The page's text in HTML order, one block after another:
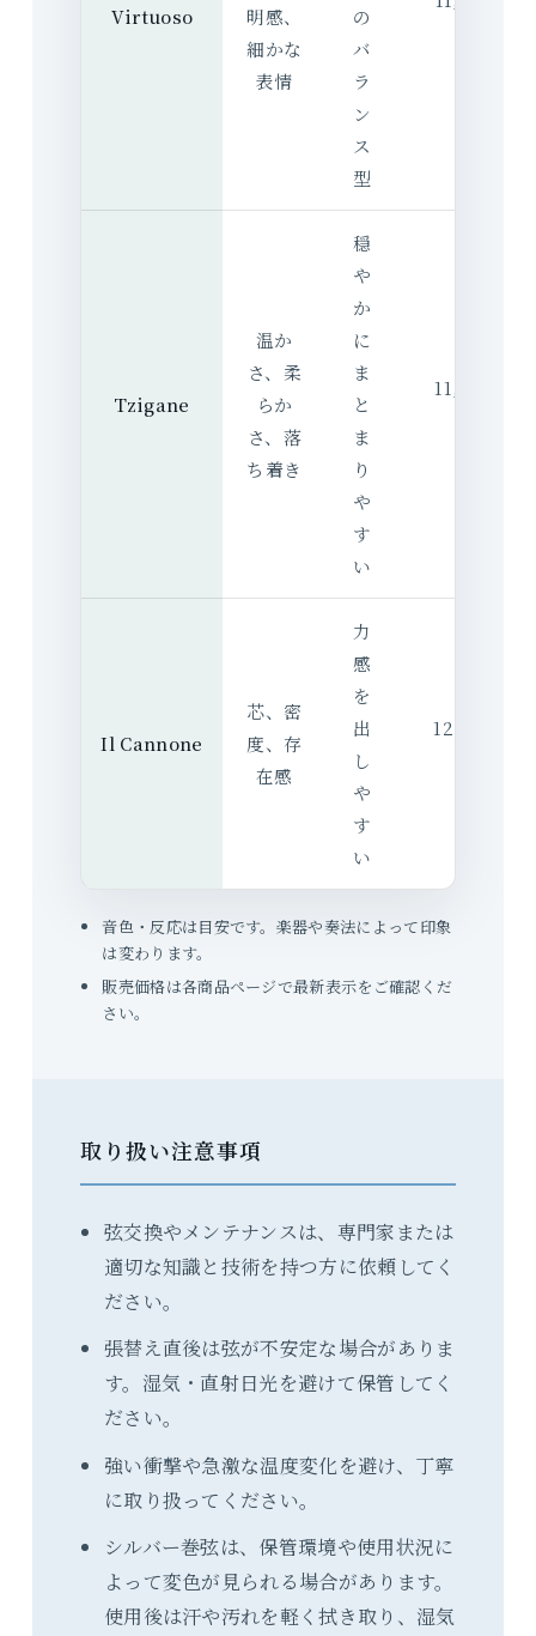
Virtuoso
明感、
細かな
表情
の
バ
ラ
ン
ス
型
Tzigane
温か
さ、柔
らか
さ、落
ち着き
穏
や
か
に
ま
と
ま
り
や
す
い
11,055 円（
Il Cannone
芯、密
度、存
在感
力
感
を
出
し
や
す
い
12,526 円
音色・反応は目安です。楽器や奏法によって印象
は変わります。
販売価格は各商品ページで最新表示をご確認くだ
さい。
取り扱い注意事項
弦交換やメンテナンスは、専門家または
適切な知識と技術を持つ方に依頼してく
ださい。
張替え直後は弦が不安定な場合がありま
す。湿気・直射日光を避けて保管してく
ださい。
強い衝撃や急激な温度変化を避け、丁寧
に取り扱ってください。
シルバー巻弦は、保管環境や使用状況に
よって変色が見られる場合があります。
使用後は汗や汚れを軽く拭き取り、湿気